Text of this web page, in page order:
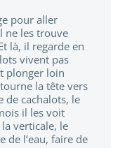
pour aller
ne les trouve
là, il regarde en
vivent pas
plonger loin
la tête vers
de cachalots, le
il les voit
verticale, le
de l’eau, faire de